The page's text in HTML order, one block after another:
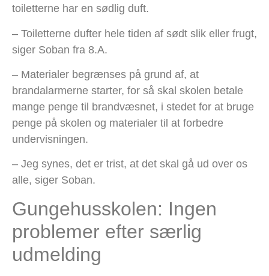
toiletterne har en sødlig duft.
– Toiletterne dufter hele tiden af sødt slik eller frugt,
siger Soban fra 8.A.
– Materialer begrænses på grund af, at
brandalarmerne starter, for så skal skolen betale
mange penge til brandvæsnet, i stedet for at bruge
penge på skolen og materialer til at forbedre
undervisningen.
– Jeg synes, det er trist, at det skal gå ud over os
alle, siger Soban.
Gungehusskolen: Ingen
problemer efter særlig
udmelding